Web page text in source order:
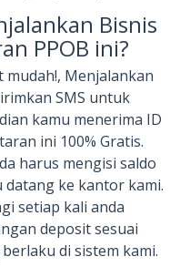
Bisnis
PPOB ini?
Menjalankan
SMS untuk
kamu menerima ID
ini 100% Gratis.
harus mengisi saldo
ke kantor kami.
setiap kali anda
deposit sesuai
di sistem kami.